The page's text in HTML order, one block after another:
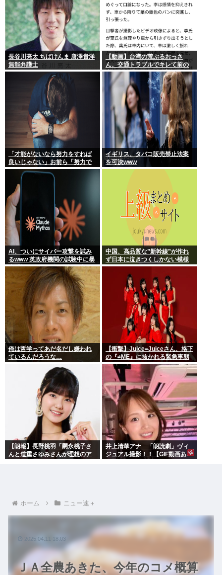
長谷川亮太 ちばけんま 唐澤貴洋
無能弁護士
【動画】台湾の荒ぶるおっさ
ん、交通トラブルでキレて前の
車の運転手をナイフで斬りつけ
るも壮絶な返り討ちにあう
「才能がないなら努力をすれば
良いじゃない」お前ら「努力で
きるのも才能だよ」←は？
イギリス、タバコ販売禁止法案
を可決www
AI、ついにサイバー攻撃を試み
るwww 英政府機関の試験中に暴
走「架空人物になり承認要求」
中国、高品質な”新幹線”が作れ
ず日本に泣きつくしかない模様
www
俺は哲学ってあだ名だし嫌われ
ているんだろうな…
【衝撃】Juice=Juiceさん、格下
の『≠ME』に抜かれる緊急事態
ｗｗｗｗｗｗｗｗｗｗｗｗ
【朗報】長野桃羽「嗣永桃子さ
んと道重さゆみさんが理想のア
井上清華アナ 「朗読劇」ヴィ
ジュアル撮影！！【GIF動画あ
ホーム ニュー速＋
ＪＡ全農あきた、今年のコメ概算
2025.04.11 18:03